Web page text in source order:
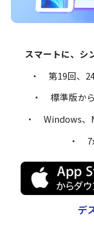
スマートに、シ
・ 第19回、
・ 標準版か
・ Windows、
・
デ